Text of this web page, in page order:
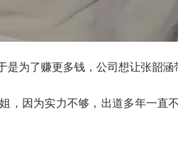
为了赚更多钱，公司想让张韶涵
，因为实力不够，出道多年一直